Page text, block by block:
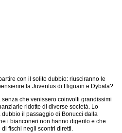
con il solito dubbio: riusciranno le
la Juventus di Higuain e Dybala?
senza che venissero coinvolti grandissimi
ridotte di diverse società. Lo
dubbio il passaggio di Bonucci dalla
i bianconeri non hanno digerito e che
fischi negli scontri diretti.